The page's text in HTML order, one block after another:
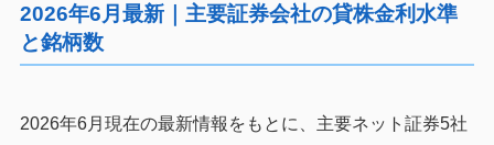
2026年6月最新｜主要証券会社の貸株金利水準
と銘柄数
2026年6月現在の最新情報をもとに、主要ネット証券5社